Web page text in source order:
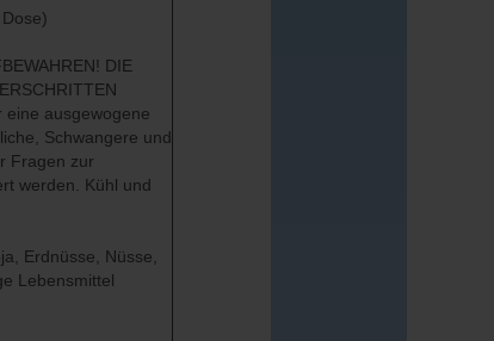
DIE
eine ausgewogene
Schwangere und
Fragen zur
werden. Kühl und
Erdnüsse, Nüsse,
Lebensmittel